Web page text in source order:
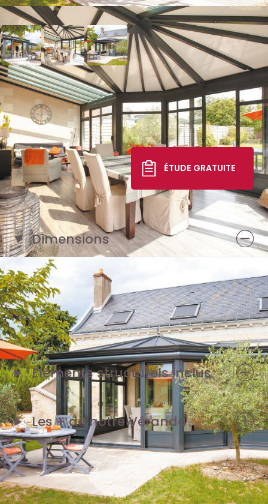
Véranda Éléganz
Classique
32 366 €*
TTC livré, posé
ÉTUDE GRATUITE
Dimensions
1 façade de 8 m
1 pignon de 4 m
Eléments structurels inclus
Les + de notreVéranda
*Exemple de prix en € TTC livré et posé, correspondant
à une réalisation sur-mesure et selon caractéristiques
citées, sous réserve de l’accessibilité et du lieu de